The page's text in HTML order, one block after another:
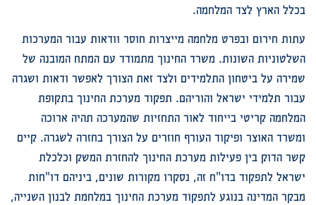
בכלל הארץ לצד המלחמה.
עתות חירום ובפרט מלחמה מייצרות חוסר וודאות עבור המערכות
השלטוניות השונות. משרד החינוך מתמודד עם המתח המובנה של
שמירה על ביטחון התלמידים ולצד זאת הצורך לאפשר ודאות ושגרה
עבור תלמידי ישראל והוריהם. תפקוד מערכת החינוך בתקופת
המלחמה קריטי בייחוד לאור התחזיות שהמערכה תהיה ארוכה
ומשרד האוצר ופיקוד העורף חוזרים על הצורך בחזרה לשגרה. קיים
קשר הדוק בין פעילות מערכת החינוך להחזרת המשק וכלכלת
ישראל לתפקוד בדו"ח זה, נסקרו מקורות שונים, ביניהם דו"חות
מבקר המדינה בנוגע לתפקוד מערכת החינוך במלחמת לבנון השנייה,